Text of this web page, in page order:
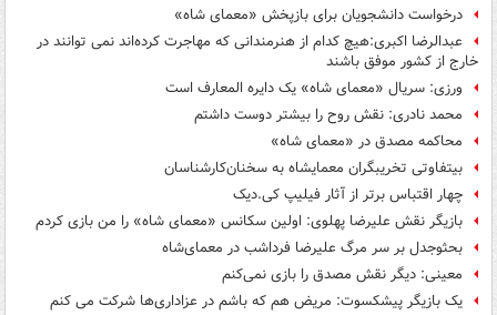
درخواست دانشجویان برای بازپخش «معمای شاه»
عبدالرضا اکبری:هیچ کدام از هنرمندانی که مهاجرت کرده‌اند نمی توانند در
خارج از کشور موفق باشند
ورزی: سریال «معمای شاه» یک دایره المعارف است
محمد نادری: نقش روح را بیشتر دوست داشتم
محاکمه مصدق در «معمای شاه»
بی‎تفاوتی تخریب‎گران معمای‎شاه به سخنان‌کارشناسان
چهار اقتباس برتر از آثار فیلیپ کی.دیک
بازیگر نقش علیرضا پهلوی: اولین سکانس «معمای شاه» را من بازی کردم
بحث‎وجدل بر سر مرگ علیرضا فرداشب در معمای‌شاه
معینی: دیگر نقش مصدق را بازی نمی‌کنم
یک بازیگر پیشکسوت: مریض هم که باشم در عزاداری‌ها شرکت می کنم